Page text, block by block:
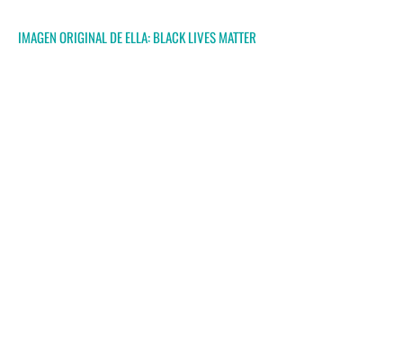
IMAGEN ORIGINAL DE ELLA:BLACK LIVES MATTER